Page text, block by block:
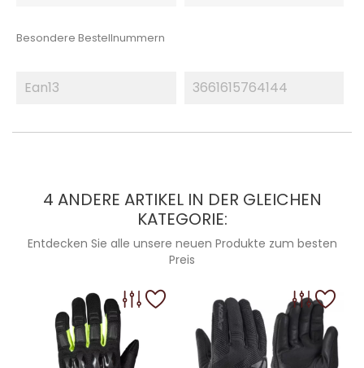
Besondere Bestellnummern
Ean13 3661615764144
4 ANDERE ARTIKEL IN DER GLEICHEN
KATEGORIE:
Entdecken Sie alle unsere neuen Produkte zum besten
Preis